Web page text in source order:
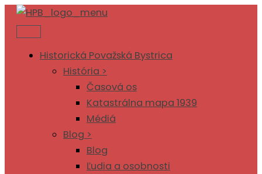
Preskočiť
Historická Považská Bystrica
História >
Časová os
Katastrálna mapa 1939
Médiá
Blog >
Blog
Ľudia a osobnosti